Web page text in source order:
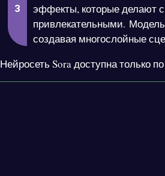
эффекты, которые делают
привлекательными.
создавая многослойные
Нейросеть Sora доступна только